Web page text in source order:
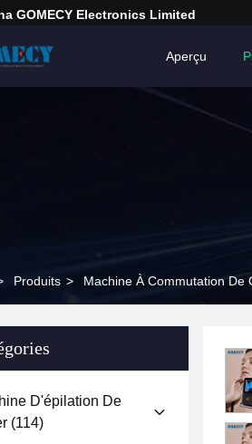
GOMECY Electronics Limited
Aperçu
Produits > Machine À Commutation De
D'épilation De
(114)